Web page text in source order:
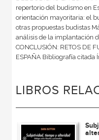
repertorio del budismo en
orientación mayoritaria: el
otras propuestas budistas
análisis de la implantación
CONCLUSIÓN: RETOS DE
ESPAÑA Bibliografía citada
LIBROS